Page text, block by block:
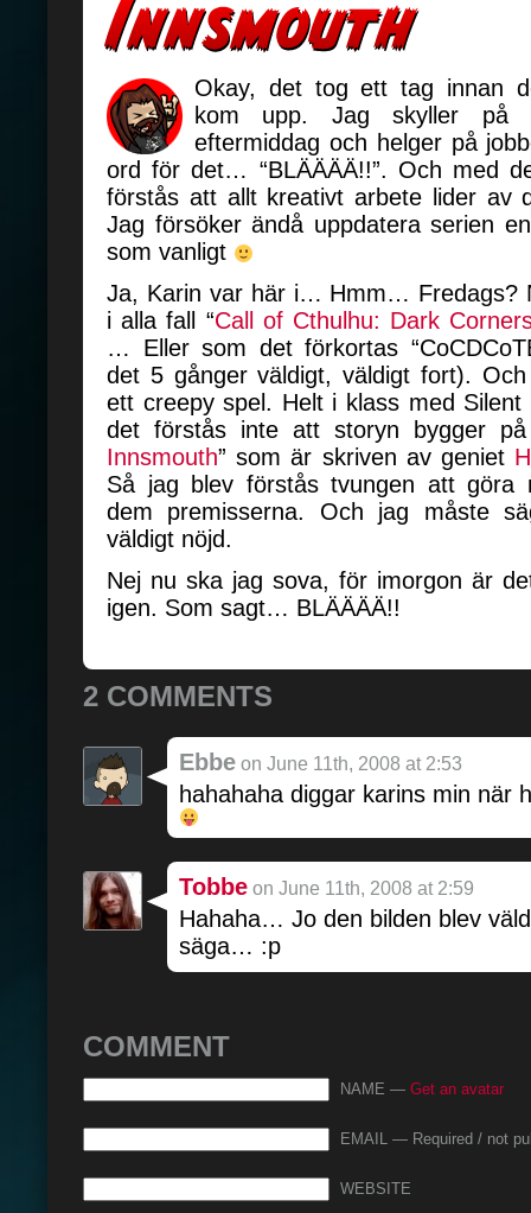
Okay, det tog ett tag innan
kom upp. Jag skyller på
eftermiddag och helger på
ord för det… “BLÄÄÄÄ!!”. Och med
förstås att allt kreativt arbete lider av
Jag försöker ändå uppdatera serien
som vanligt
Ja, Karin var här i… Hmm… Fredags?
i alla fall “Call of Cthulhu: Dark
… Eller som det förkortas
det 5 gånger väldigt, väldigt fort).
ett creepy spel. Helt i klass med Silent
det förstås inte att storyn bygger
Innsmouth” som är skriven av geniet
Så jag blev förstås tvungen att göra
dem premisserna. Och jag måste
väldigt nöjd.
Nej nu ska jag sova, för imorgon är
igen. Som sagt… BLÄÄÄÄ!!
2 COMMENTS
Ebbe on June 11th, 2008 at 2:53
hahahaha diggar karins min när
Tobbe on June 11th, 2008 at 2:59
Hahaha… Jo den bilden blev
säga… :p
COMMENT
NAME — Get an avatar
EMAIL — Required / not
WEBSITE